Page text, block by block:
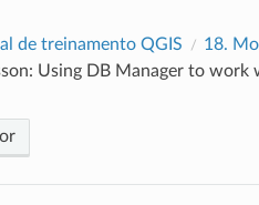
de treinamento QGIS 18.
Using DB Manager to work